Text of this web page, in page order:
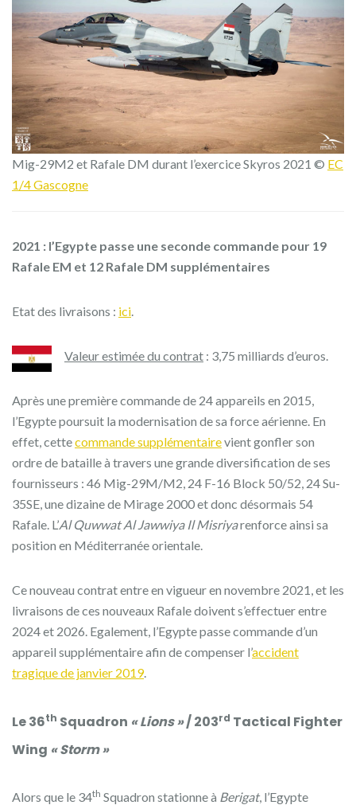
Mig-29M2 et Rafale DM durant l’exercice Skyros 2021 © EC
1/4 Gascogne
2021 : l’Egypte passe une seconde commande pour 19
Rafale EM et 12 Rafale DM supplémentaires
Etat des livraisons : ici.
Valeur estimée du contrat : 3,75 milliards d’euros.
Après une première commande de 24 appareils en 2015,
l’Egypte poursuit la modernisation de sa force aérienne. En
effet, cettecommande supplémentairevient gonfler son
ordre de bataille à travers une grande diversification de ses
fournisseurs : 46 Mig-29M/M2, 24 F-16 Block 50/52, 24 Su-
35SE, une dizaine de Mirage 2000 et donc désormais 54
Rafale. L’Al Quwwat Al Jawwiya Il Misriyarenforce ainsi sa
position en Méditerranée orientale.
Ce nouveau contrat entre en vigueur en novembre 2021, et les
livraisons de ces nouveaux Rafale doivent s’effectuer entre
2024 et 2026. Egalement, l’Egypte passe commande d’un
appareil supplémentaire afin de compenser l’accident
tragique de janvier 2019.
Le 36th Squadron « Lions »/ 203rd Tactical Fighter
Wing « Storm »
Alors que le 34th Squadron stationne à Berigat, l’Egypte